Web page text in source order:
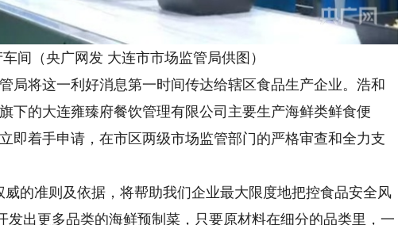
（央广网发 大连市市场监管局供图）
将这一利好消息第一时间传达给辖区食品生产企业。浩和
下的大连雍臻府餐饮管理有限公司主要生产海鲜类鲜食便
即着手申请，在市区两级市场监管部门的严格审查和全力支
准则及依据，将帮助我们企业最大限度地把控食品安全风
发出更多品类的海鲜预制菜，只要原材料在细分的品类里，一